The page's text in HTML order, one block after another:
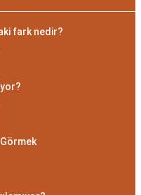
gizemli ve derin
burcunun temel
cesaret ve tutku
ulaşmak için
zamanda,
ve
fark nedir?
Görmek